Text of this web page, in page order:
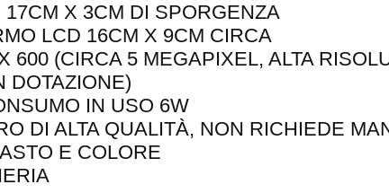
X 3CM DI SPORGENZA
LCD 16CM X 9CM CIRCA
(CIRCA 5 MEGAPIXEL, ALTA
DOTAZIONE)
IN USO 6W
DI ALTA QUALITÀ, NON RICHIEDE
E COLORE